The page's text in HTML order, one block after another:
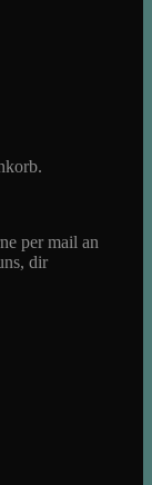
per mail an
dir